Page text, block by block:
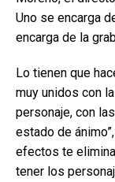
Uno se encarga
encarga de la
Lo tienen que
muy unidos con
personaje, con
estado de
efectos te
tener los